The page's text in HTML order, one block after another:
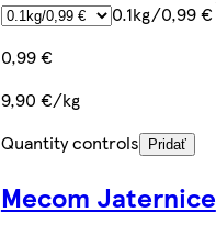
0.1kg/0,99 €
0,99 €
9,90 €/kg
Quantity controls
Pridať
Mecom Jaternice